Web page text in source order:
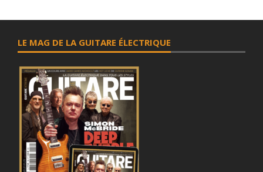
LE MAG DE LA GUITARE ÉLECTRIQUE